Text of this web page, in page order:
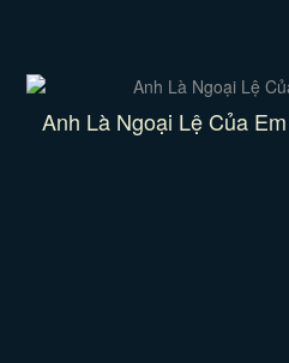
Anh Là Ngoại Lệ Của